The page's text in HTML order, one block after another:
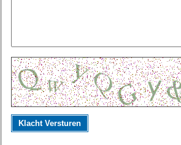
Klacht Versturen